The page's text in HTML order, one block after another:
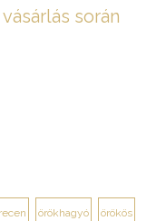
során
örökhagyó örökös